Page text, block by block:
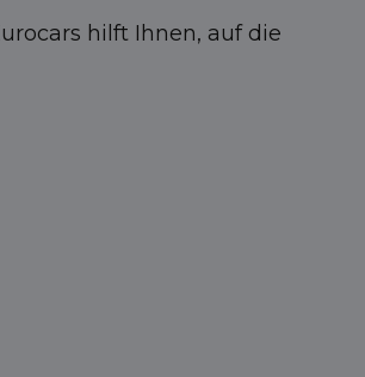
hilft Ihnen, auf die